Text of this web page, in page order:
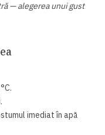
— alegerea unui gust
imediat în apă